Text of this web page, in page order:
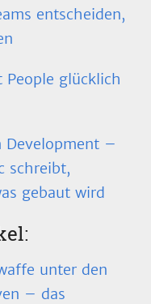
entscheiden,
People glücklich
Development –
schreibt,
gebaut wird
unter den
– das